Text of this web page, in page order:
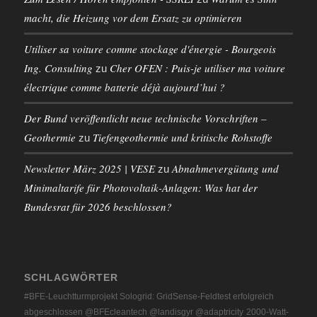
macht, die Heizung vor dem Ersatz zu optimieren
Utiliser sa voiture comme stockage d'énergie - Bourgeois
Ing. Consulting zu Cher OFEN : Puis-je utiliser ma voiture
électrique comme batterie déjà aujourd’hui ?
Der Bund veröffentlicht neue technische Vorschriften –
Geothermie zu Tiefengeothermie und kritische Rohstoffe
Newsletter März 2025 | VESEzu Abnahmevergütung und
Minimaltarife für Photovoltaik-Anlagen: Was hat der
Bundesrat für 2026 beschlossen?
SCHLAGWÖRTER
#BFE-Leuchtturmprojekt Sologrid: GridSense-Feldtest erfolgreich
abgeschlossen @BFEcleantech @landisgyr @adaptricity 2000-Watt-